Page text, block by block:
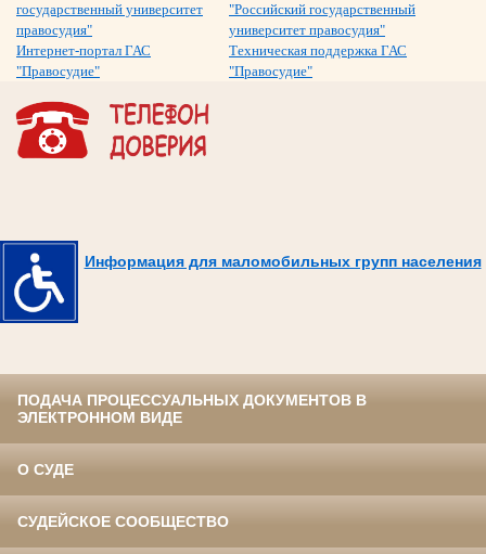
государственный университет
правосудия"
"Российский государственный
университет правосудия"
Интернет-портал ГАС
"Правосудие"
Техническая поддержка ГАС
"Правосудие"
Информация для маломобильных групп населения
ПОДАЧА ПРОЦЕССУАЛЬНЫХ ДОКУМЕНТОВ В
ЭЛЕКТРОННОМ ВИДЕ
О СУДЕ
СУДЕЙСКОЕ СООБЩЕСТВО